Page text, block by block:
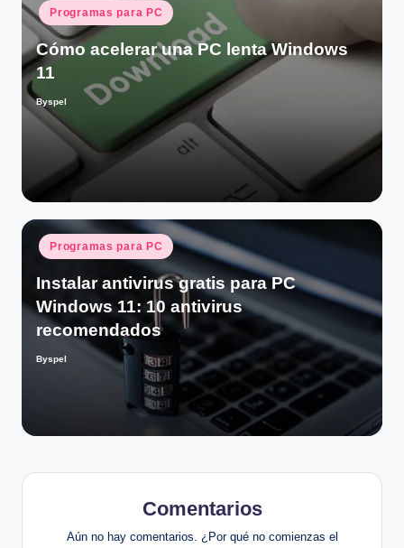
Publicado
en
Programas para PC
Cómo acelerar una PC lenta Windows
11
Publicado
por
Byspel
Publicado
en
Programas para PC
Instalar antivirus gratis para PC
Windows 11: 10 antivirus
recomendados
Publicado
Byspel
Comentarios
Aún no hay comentarios. ¿Por qué no comienzas el